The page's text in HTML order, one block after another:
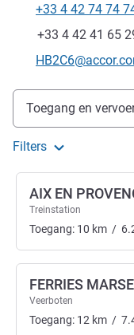
Telefoon
+33 4 42 74 74
Fax
+33 4 42 41 65
E-mailadres voor
Toegang en
Toegang en
Filters
AIX EN
Treinstation
Toegang: 10 km /
FERRIES
Veerboten
Toegang: 12 km /